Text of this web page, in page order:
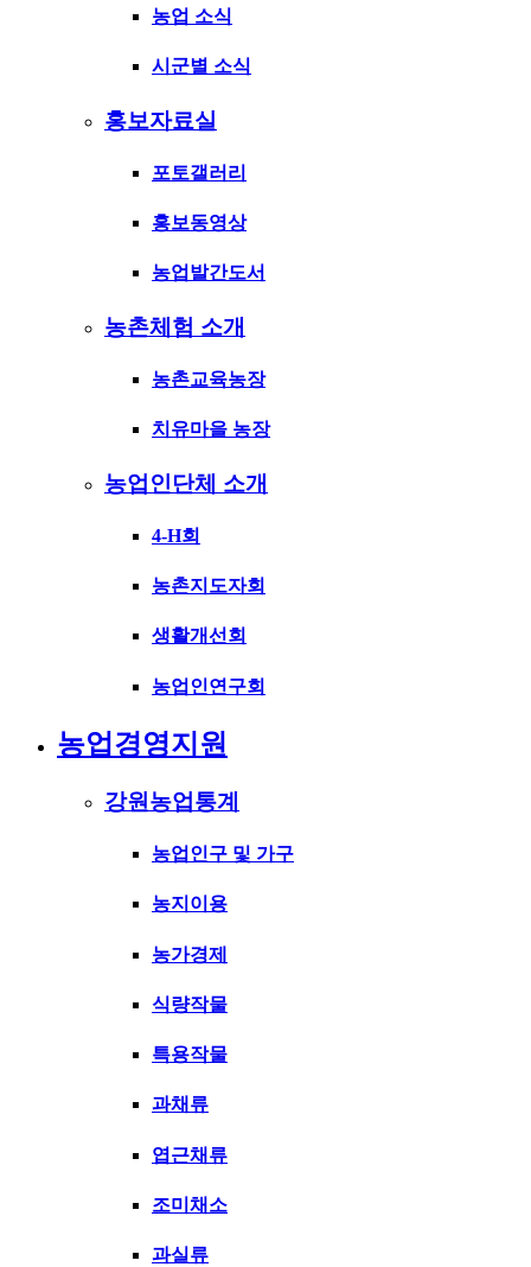
농업 소식
시군별 소식
홍보자료실
포토갤러리
홍보동영상
농업발간도서
농촌체험 소개
농촌교육농장
치유마을 농장
농업인단체 소개
4-H회
농촌지도자회
생활개선회
농업인연구회
농업경영지원
강원농업통계
농업인구 및 가구
농지이용
농가경제
식량작물
특용작물
과채류
엽근채류
조미채소
과실류